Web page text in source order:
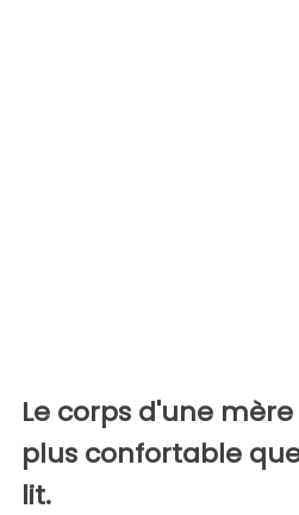
Le corps d'une
plus confortable
lit.